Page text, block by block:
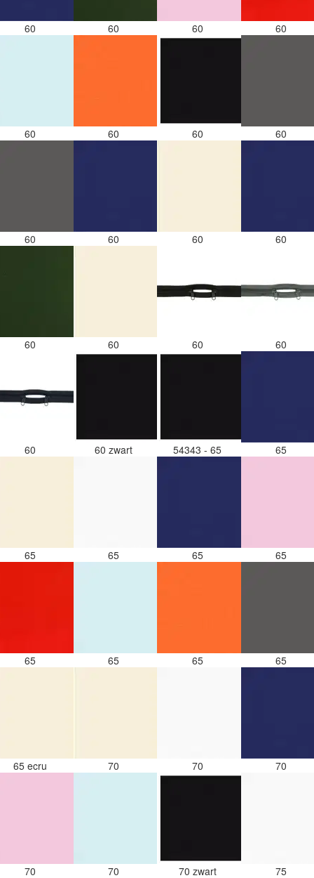
60 60 60 60
60 60 60 60
60 60 60 60
60 60 60 60
60 60 zwart 54343 - 65 65
65 65 65 65
65 65 65 65
65 ecru 70 70 70
70 70 70 zwart 75